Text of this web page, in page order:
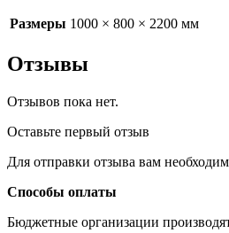
Размеры 1000 × 800 × 2200 мм
Отзывы
Отзывов пока нет.
Оставьте первый отзыв
Для отправки отзыва вам
Способы оплаты
Бюджетные организации